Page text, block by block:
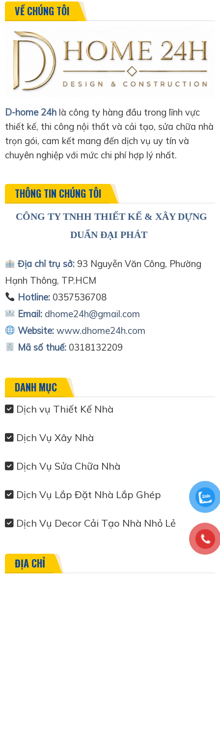
VỀ CHÚNG TÔI
D-home 24h là công ty hàng đầu trong lĩnh vực
thiết kế, thi công nội thất và cải tạo, sửa chữa nhà
trọn gói, cam kết mang đến dịch vụ uy tín và
chuyên nghiệp với mức chi phí hợp lý nhất.
THÔNG TIN CHÚNG TÔI
CÔNG TY TNHH THIẾT KẾ & XÂY DỰNG
DUẨN ĐẠI PHÁT
Địa chỉ trụ sở:93 Nguyễn Văn Công, Phường
Hạnh Thông, TP.HCM
Hotline:0357536708
Email: dhome24h@gmail.com
Website: www.dhome24h.com
Mã số thuế: 0318132209
DANH MỤC
Dịch vụ Thiết Kế Nhà
Dịch Vụ Xây Nhà
Dịch Vụ Sửa Chữa Nhà
Dịch Vụ Lắp Đặt Nhà Lắp Ghép
Dịch Vụ Decor Cải Tạo Nhà Nhỏ Lẻ
ĐỊA CHỈ